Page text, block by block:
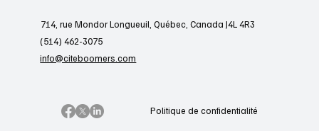
714, rue Mondor Longueuil, Québec, Canada J4L 4R3
(514) 462-3075
info@citeboomers.com
Politique de confidentialité